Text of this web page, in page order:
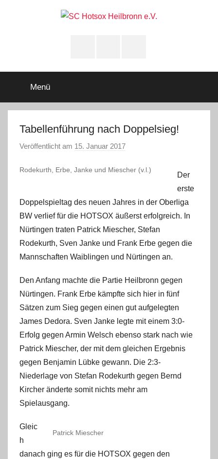
Heilbronn
e.V.
Menü
Tabellenführung nach Doppelsieg!
Veröffentlicht am 15. Januar 2017
n
Rodekurth, Erbe, Janke und Miescher (v.l.)
Der
erste
Doppelspieltag des neuen Jahres in der Oberliga
BW verlief für die HOTSOX äußerst erfolgreich. In
Nürtingen traten Patrick Miescher, Stefan
Rodekurth, Sven Janke und Frank Erbe gegen die
Mannschaften Waiblingen und Nürtingen an.
Den Anfang machte die Partie Heilbronn gegen
Nürtingen. Frank Erbe kämpfte sich hier in fünf
Sätzen zum Sieg gegen einen gut aufgelegten
James Dedora. Sven Janke legte mit einem 3:0-
Erfolg gegen Armin Welsch ebenso stark nach wie
Patrick Miescher, der mit dem gleichen Ergebnis
gegen Benjamin Lübke gewann. Die 2:3-
Niederlage von Stefan Rodekurth gegen Bernd
Kircher änderte somit nichts mehr am
Spielausgang.
Patrick Miescher
Gleic
h
danach ging es für die HOTSOX gegen den